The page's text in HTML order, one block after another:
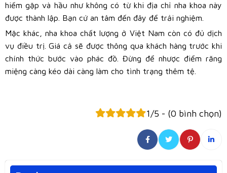
hiếm gặp và hầu như không có từ khi địa chỉ nha khoa này
được thành lập. Bạn cứ an tâm đến đây để trải nghiệm.
Mặc khác, nha khoa chất lượng ở Việt Nam còn có đủ dịch
vụ điều trị. Giá cả sẽ được thông qua khách hàng trước khi
chính thức bước vào phác đồ. Đừng để nhược điểm răng
miệng càng kéo dài càng làm cho tình trạng thêm tệ.
1/5 - (0 bình chọn)